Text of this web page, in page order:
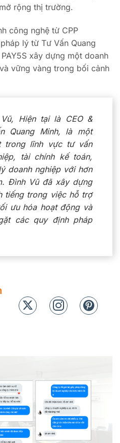
rộng thị trường.
công nghệ từ CPP
lý từ Tư Vấn Quang
xây dựng một doanh
vững vàng trong bối cảnh
Hiện tại là CEO &
Quang Minh, là một
trong lĩnh vực tư vấn
tài chính kế toán,
doanh nghiệp với hơn
Đình Vũ đã xây dựng
tiếng trong việc hỗ trợ
ưu hóa hoạt động và
các quy định pháp